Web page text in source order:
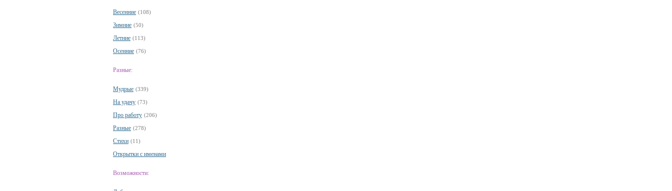
Весенние (108)
Зимние (50)
Летние (113)
Осенние (76)
Разные:
Мудрые (339)
На удачу (73)
Про работу (206)
Разные (278)
Стихи (11)
Открытки с именами
Возможности: